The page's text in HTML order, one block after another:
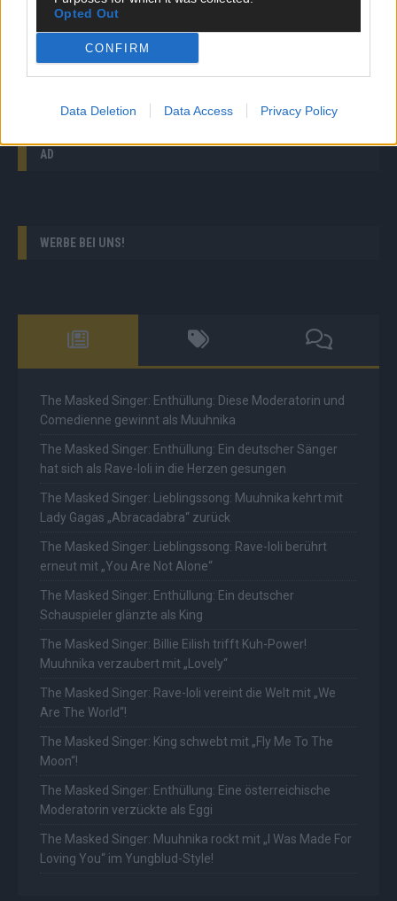
Opted Out
CONFIRM
Data Deletion Data Access Privacy Policy
The Voice of Germany: Gabriel Alvarez Perez berührt
Germany’s Next Topmodel: Heidis Männermodels
AD
WERBE BEI UNS!
The Masked Singer: Enthüllung: Diese Moderatorin und
Comedienne gewinnt als Muuhnika
The Masked Singer: Enthüllung: Ein deutscher Sänger
hat sich als Rave-Ioli in die Herzen gesungen
The Masked Singer: Lieblingssong: Muuhnika kehrt mit
Lady Gagas „Abracadabra“ zurück
The Masked Singer: Lieblingssong: Rave-Ioli berührt
erneut mit „You Are Not Alone“
The Masked Singer: Enthüllung: Ein deutscher
Schauspieler glänzte als King
The Masked Singer: Billie Eilish trifft Kuh-Power!
Muuhnika verzaubert mit „Lovely“
The Masked Singer: Rave-Ioli vereint die Welt mit „We
Are The World“!
The Masked Singer: King schwebt mit „Fly Me To The
Moon“!
The Masked Singer: Enthüllung: Eine österreichische
Moderatorin verzückte als Eggi
The Masked Singer: Muuhnika rockt mit „I Was Made For
Loving You“ im Yungblud-Style!